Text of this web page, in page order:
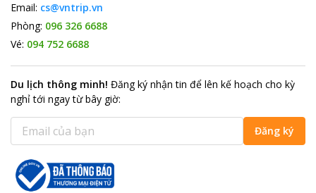
Email: cs@vntrip.vn
Phòng: 096 326 6688
Vé: 094 752 6688
Du lịch thông minh! Đăng ký nhận tin để lên kế hoạch cho kỳ
nghỉ tới ngay từ bây giờ:
Đăng ký